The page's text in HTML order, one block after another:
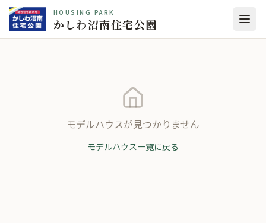
HOUSING PARK
かしわ沼南住宅公園
モデルハウスが見つかりません
モデルハウス一覧に戻る